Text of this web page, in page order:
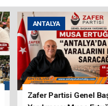
ANTALYA
Zafer Partisi Genel